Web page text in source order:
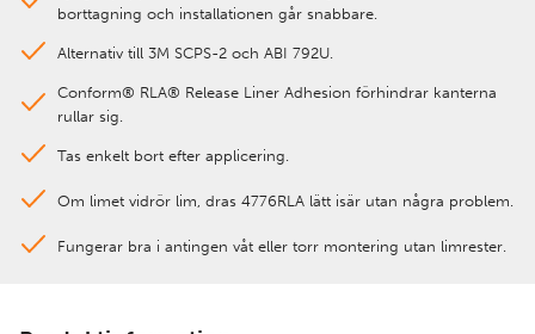
borttagning och installationen går snabbare.
Alternativ till 3M SCPS-2 och ABI 792U.
Conform® RLA® Release Liner Adhesion förhindrar kanterna
rullar sig.
Tas enkelt bort efter applicering.
Om limet vidrör lim, dras 4776RLA lätt isär utan några problem.
Fungerar bra i antingen våt eller torr montering utan limrester.